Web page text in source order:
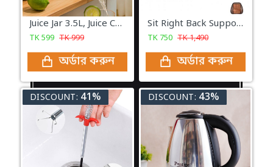
Juice Jar 3.5L, Juice Container Dispenser with Tap
TK599 TK999
অর্ডার করুন
Sit Right Back Support
TK 750 TK1,490
অর্ডার করুন
DISCOUNT: 41% DISCOUNT: 43%